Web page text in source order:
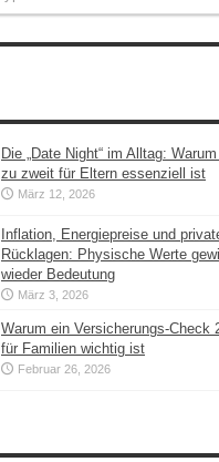
Die „Date Night“ im Alltag:
zu zweit für Eltern essenziell ist
März 12, 2026
Inflation, Energiepreise und
Rücklagen: Physische Werte
wieder Bedeutung
März 3, 2026
Warum ein Versicherungs-Check
für Familien wichtig ist
Februar 26, 2026